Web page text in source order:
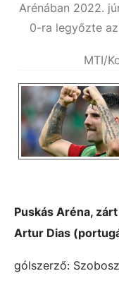
Arénában 2022.
0-ra legyőzte
MTI/
Puskás Aréna,
Artur Dias
gólszerző: